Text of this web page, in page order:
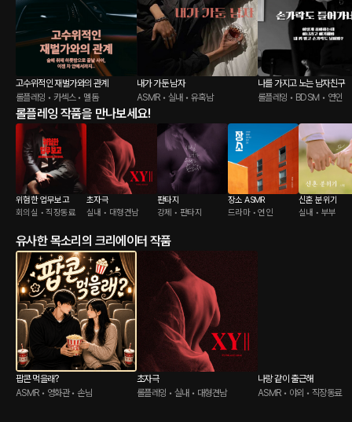
고수위적인 재벌가와의 관계
롤플레잉 • 카섹스 • 멜돔
내가 가둔 남자
ASMR • 실내 • 유혹남
나를 가지고 노는 남자친구
롤플레잉 • BDSM • 연인
롤플레잉 작품을 만나보세요!
위험한 업무보고
회의실 • 직장동료
초자극
실내 • 대형견남
판타지
강제 • 판타지
장소 ASMR
드라마 • 연인
신혼 분위기
실내 • 부부
유사한 목소리의 크리에이터 작품
팝콘 먹을래?
ASMR • 영화관 • 손님
초자극
롤플레잉 • 실내 • 대형견남
나랑 같이 출근해
ASMR • 야외 • 직장동료